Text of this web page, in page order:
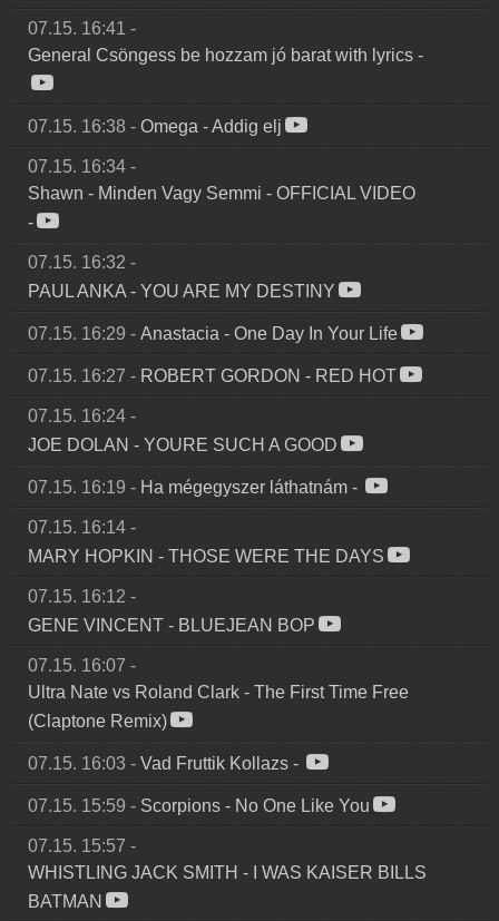
07.15. 16:41 -
General Csöngess be hozzam jó barat with lyrics -
07.15. 16:38 - Omega -Addig elj
07.15. 16:34 -
Shawn - Minden Vagy Semmi - OFFICIAL VIDEO
-
07.15. 16:32 -
PAUL ANKA - YOU ARE MY DESTINY
07.15. 16:29 - Anastacia - One Day In Your Life
07.15. 16:27 - ROBERT GORDON - RED HOT
07.15. 16:24 -
JOE DOLAN - YOURE SUCH A GOOD
07.15. 16:19 - Ha mégegyszer láthatnám -
07.15. 16:14 -
MARY HOPKIN - THOSE WERE THE DAYS
07.15. 16:12 -
GENE VINCENT - BLUEJEAN BOP
07.15. 16:07 -
Ultra Nate vs Roland Clark - The First Time Free
(Claptone Remix)
07.15. 16:03 - Vad Fruttik Kollazs -
07.15. 15:59 - Scorpions - No One Like You
07.15. 15:57 -
WHISTLING JACK SMITH -
I WAS KAISER BILLS
BATMAN